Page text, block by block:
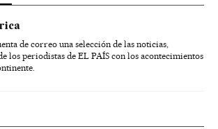
de correo una selección de las noticias,
los periodistas de EL PAÍS con los acontecimientos